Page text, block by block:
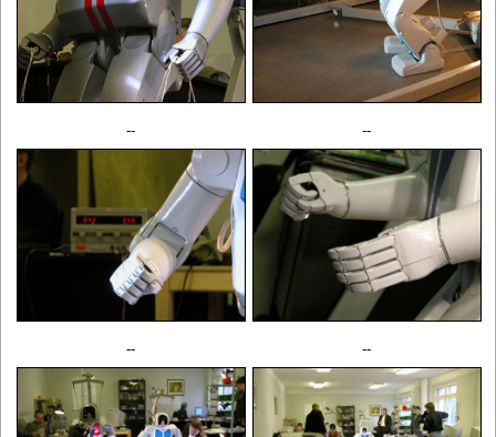
-- --
-- --